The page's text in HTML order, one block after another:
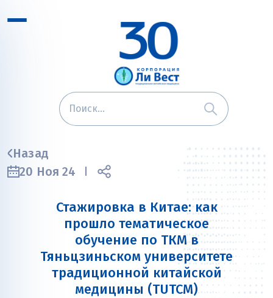
Назад
20 Ноя 24
Стажировка в Китае: как
прошло тематическое
обучение по ТКМ в
Тяньцзиньском университете
традиционной китайской
медицины (TUTCM)